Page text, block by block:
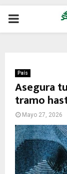
P
M
A
R
País
Asegura
tramo
Mayo 27, 2026